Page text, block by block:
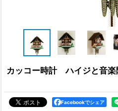
カッコー時計 ハイジと音
Facebookでシェア